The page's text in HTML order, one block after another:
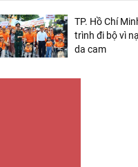
TP. Hồ Chí
trình đi bộ vì
da cam